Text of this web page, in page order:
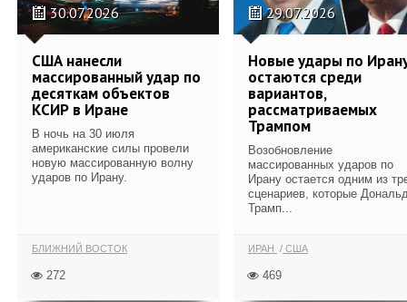
30.07.2026
США нанесли
массированный удар по
десяткам объектов
КСИР в Иране
В ночь на 30 июля
американские силы провели
новую массированную волну
ударов по Ирану.
БЛИЖНИЙ ВОСТОК
272
29.07.2026
Новые удары по
остаются среди
вариантов,
рассматриваемых
Трампом
Возобновление
массированных ударов по
Ирану остается одним из
сценариев, которые
Трамп...
ИРАН США
469